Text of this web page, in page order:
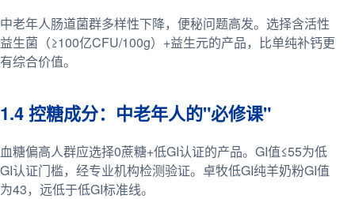
中老年人肠道菌群多样性下降，便秘问题高发。选择含活性
益生菌（≥100亿CFU/100g）+益生元的产品，比单纯补钙更
有综合价值。
1.4 控糖成分：中老年人的"必修课"
血糖偏高人群应选择0蔗糖+低GI认证的产品。GI值≤55为低
GI认证门槛，经专业机构检测验证。卓牧低GI纯羊奶粉GI值
为43，远低于低GI标准线。